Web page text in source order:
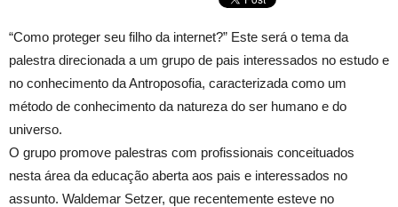
“Como proteger seu filho da internet?” Este será o tema da
palestra direcionada a um grupo de pais interessados no estudo e
no conhecimento da Antroposofia, caracterizada como um
método de conhecimento da natureza do ser humano e do
universo.
O grupo promove palestras com profissionais conceituados
nesta área da educação aberta aos pais e interessados no
assunto. Waldemar Setzer, que recentemente esteve no